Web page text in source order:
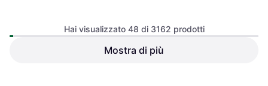
Stabila TECH 196 DL 19831
10 stecche Metro a squadra
Hai visualizzato 48 di 3162 prodotti
Mostra di più